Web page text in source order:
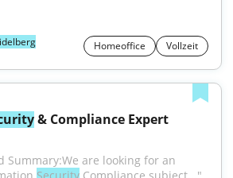
Homeoffice Vollzeit
& Compliance Expert
Summary:We are looking for an